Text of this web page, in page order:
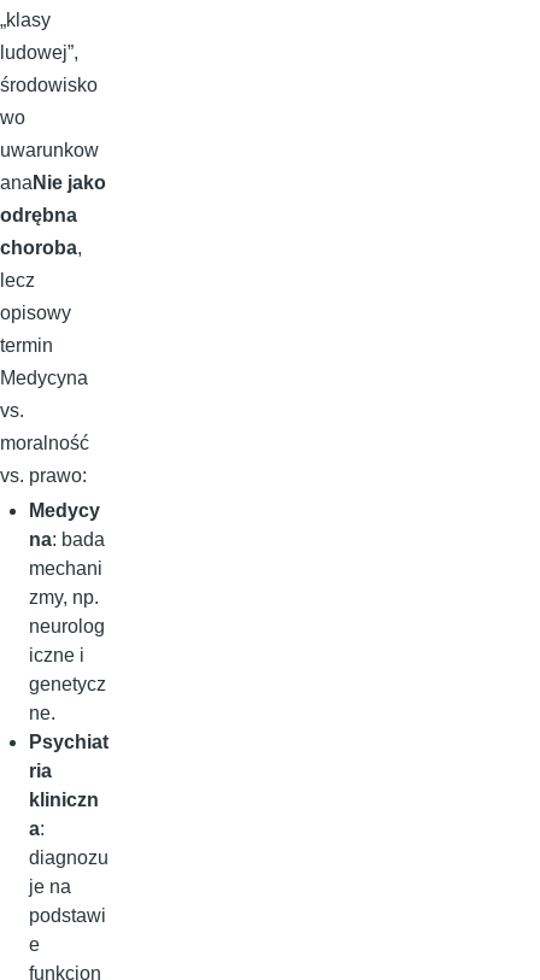
„klasy
ludowej”,
środowisko
wo
uwarunkow
anaNie jako
odrębna
choroba,
lecz
opisowy
termin
Medycyna
vs.
moralność
vs. prawo:
Medycy
na: bada
mechani
zmy, np.
neurolog
iczne i
genetycz
ne.
Psychiat
ria
kliniczn
a:
diagnozu
je na
podstawi
e
funkcjon